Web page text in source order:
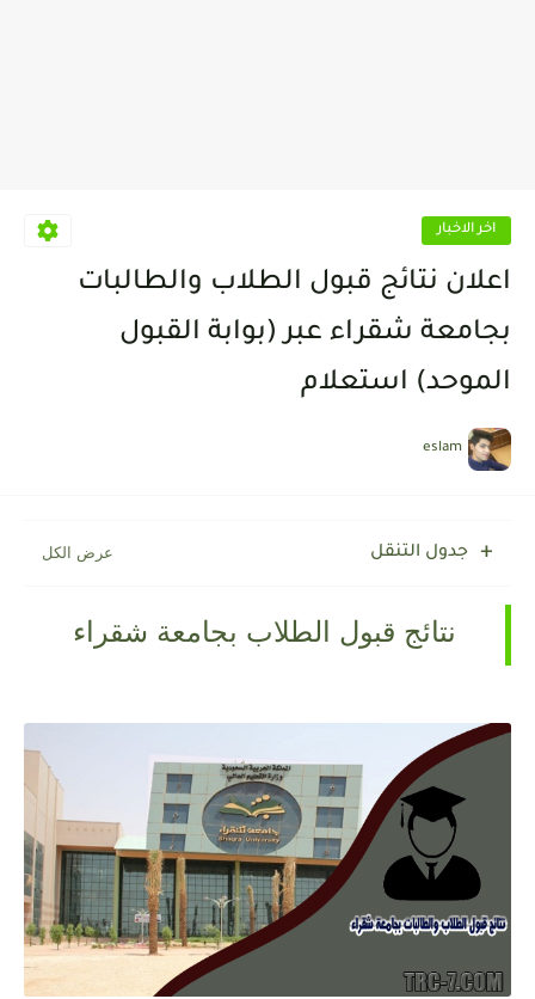
اخر الاخبار
اعلان نتائج قبول الطلاب والطالبات
بجامعة شقراء عبر (بوابة القبول
الموحد) استعلام
eslam
جدول التنقل
نتائج قبول الطلاب بجامعة شقراء